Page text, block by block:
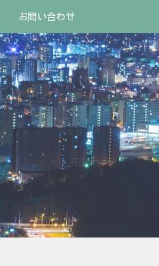
お問い合わせ